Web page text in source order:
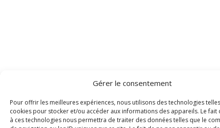
Gérer le consentement
Pour offrir les meilleures expériences, nous utilisons des technologies
cookies pour stocker et/ou accéder aux informations des appareils. Le fait
à ces technologies nous permettra de traiter des données telles que le